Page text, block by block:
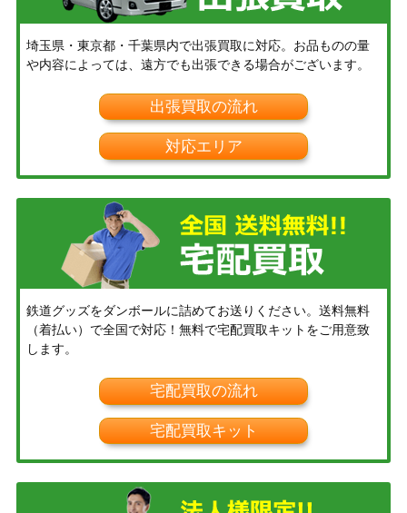
埼玉県・東京都・千葉県内で出張買取に対応。お品ものの量
や内容によっては、遠方でも出張できる場合がございます。
出張買取の流れ
対応エリア
鉄道グッズをダンボールに詰めてお送りください。送料無料
（着払い）で全国で対応！無料で宅配買取キットをご用意致
します。
宅配買取の流れ
宅配買取キット